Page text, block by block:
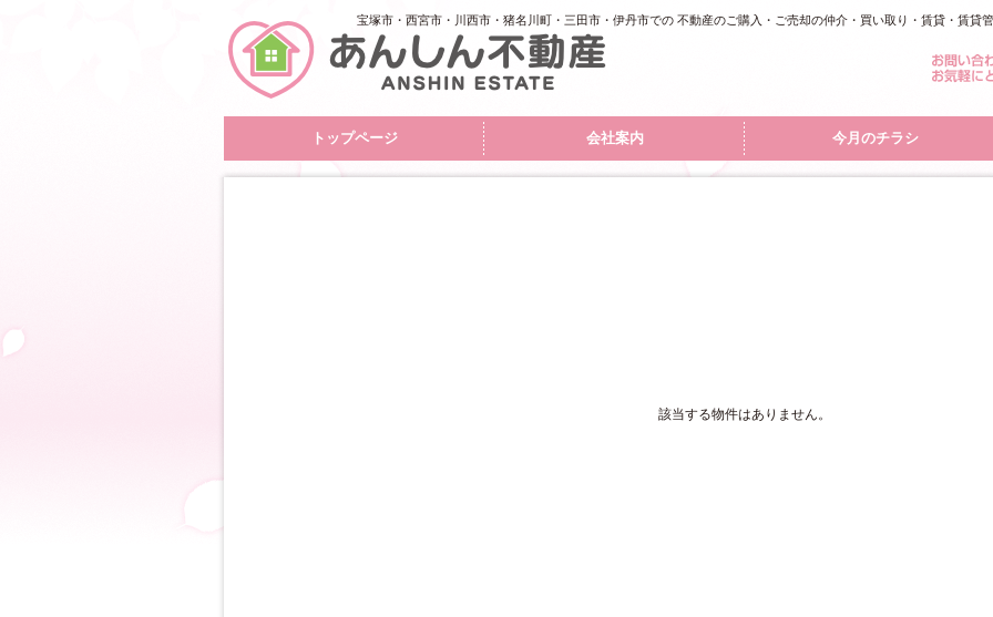
宝塚市・西宮市・川西市・猪名川町・三田市・伊丹市での 不動産のご購入・ご売却の仲介・買い取り・賃貸・賃貸
トップページ 会社案内 今月のチラシ
該当する物件はありません。